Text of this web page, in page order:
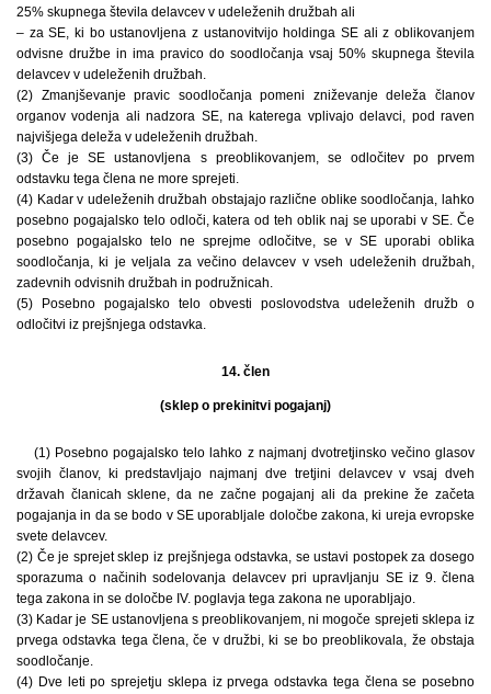
25% skupnega števila delavcev v udeleženih družbah ali
– za SE, ki bo ustanovljena z ustanovitvijo holdinga SE ali z oblikovanjem
odvisne družbe in ima pravico do soodločanja vsaj 50% skupnega števila
delavcev v udeleženih družbah.
(2) Zmanjševanje pravic soodločanja pomeni zniževanje deleža članov
organov vodenja ali nadzora SE, na katerega vplivajo delavci, pod raven
najvišjega deleža v udeleženih družbah.
(3) Če je SE ustanovljena s preoblikovanjem, se odločitev po prvem
odstavku tega člena ne more sprejeti.
(4) Kadar v udeleženih družbah obstajajo različne oblike soodločanja, lahko
posebno pogajalsko telo odloči, katera od teh oblik naj se uporabi v SE. Če
posebno pogajalsko telo ne sprejme odločitve, se v SE uporabi oblika
soodločanja, ki je veljala za večino delavcev v vseh udeleženih družbah,
zadevnih odvisnih družbah in podružnicah.
(5) Posebno pogajalsko telo obvesti poslovodstva udeleženih družb o
odločitvi iz prejšnjega odstavka.
14. člen
(sklep o prekinitvi pogajanj)
(1) Posebno pogajalsko telo lahko z najmanj dvotretjinsko večino glasov
svojih članov, ki predstavljajo najmanj dve tretjini delavcev v vsaj dveh
državah članicah sklene, da ne začne pogajanj ali da prekine že začeta
pogajanja in da se bodo v SE uporabljale določbe zakona, ki ureja evropske
svete delavcev.
(2) Če je sprejet sklep iz prejšnjega odstavka, se ustavi postopek za dosego
sporazuma o načinih sodelovanja delavcev pri upravljanju SE iz 9. člena
tega zakona in se določbe IV. poglavja tega zakona ne uporabljajo.
(3) Kadar je SE ustanovljena s preoblikovanjem, ni mogoče sprejeti sklepa iz
prvega odstavka tega člena, če v družbi, ki se bo preoblikovala, že obstaja
soodločanje.
(4) Dve leti po sprejetju sklepa iz prvega odstavka tega člena se posebno